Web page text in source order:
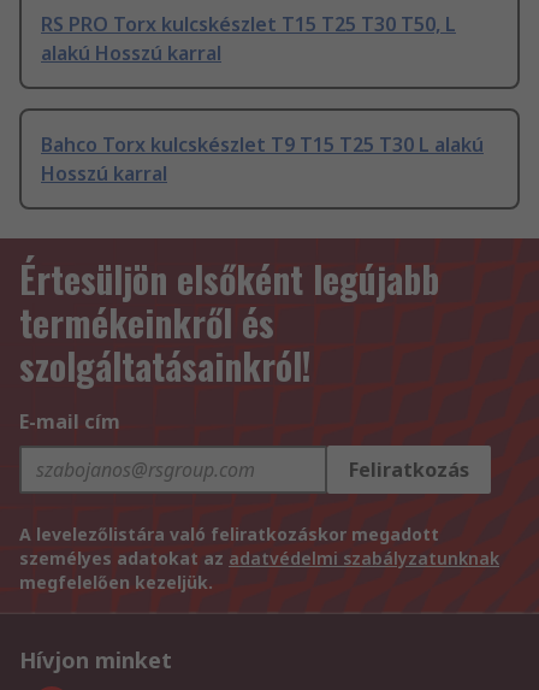
RS PRO Torx kulcskészlet T15 T25 T30 T50, L
alakú Hosszú karral
Bahco Torx kulcskészlet T9 T15 T25 T30 L alakú
Hosszú karral
Értesüljön elsőként legújabb
termékeinkről és
szolgáltatásainkról!
E-mail cím
Feliratkozás
A levelezőlistára való feliratkozáskor megadott
személyes adatokat az adatvédelmi szabályzatunknak
megfelelően kezeljük.
Hívjon minket